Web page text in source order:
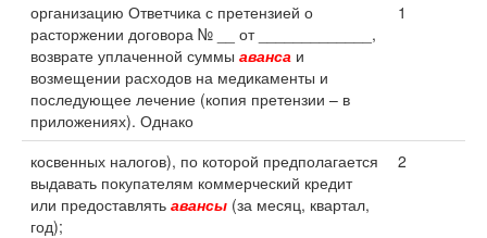
организацию Ответчика с претензией о
расторжении договора № __ от _____________,
возврате уплаченной суммы аванса и
возмещении расходов на медикаменты и
последующее лечение (копия претензии – в
приложениях). Однако
1
косвенных налогов), по которой предполагается
выдавать покупателям коммерческий кредит
или предоставлять авансы (за месяц, квартал,
год);
2